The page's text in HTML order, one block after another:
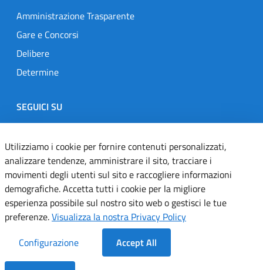
Amministrazione Trasparente
Gare e Concorsi
Delibere
Determine
SEGUICI SU
Designers Italia
TwitterInstagramYoutubeLinkedin
Dichiarazione di accessibilità
Informativa cookie
Note legali
Utilizziamo i cookie per fornire contenuti personalizzati,
analizzare tendenze, amministrare il sito, tracciare i
movimenti degli utenti sul sito e raccogliere informazioni
demografiche. Accetta tutti i cookie per la migliore
esperienza possibile sul nostro sito web o gestisci le tue
preferenze.Visualizza la nostra Privacy Policy
Configurazione
Accept All